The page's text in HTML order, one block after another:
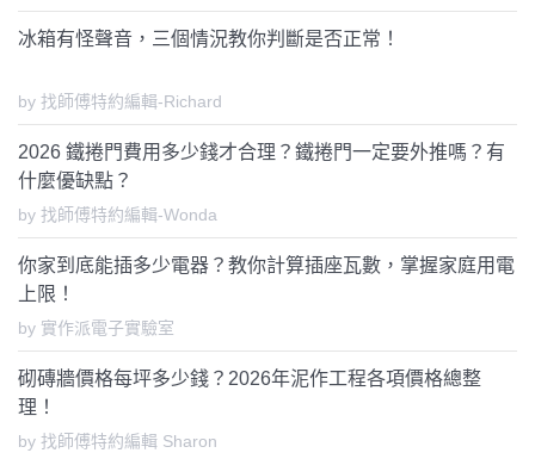
冰箱有怪聲音，三個情況教你判斷是否正常！
by 找師傅特約編輯-Richard
2026 鐵捲門費用多少錢才合理？鐵捲門一定要外推嗎？有
什麼優缺點？
by 找師傅特約編輯-Wonda
你家到底能插多少電器？教你計算插座瓦數，掌握家庭用電
上限！
by 實作派電子實驗室
砌磚牆價格每坪多少錢？2026年泥作工程各項價格總整
理！
by 找師傅特約編輯 Sharon